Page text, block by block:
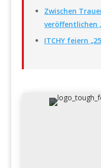
Zwischen
veröffentlichen
ITCHY feiern